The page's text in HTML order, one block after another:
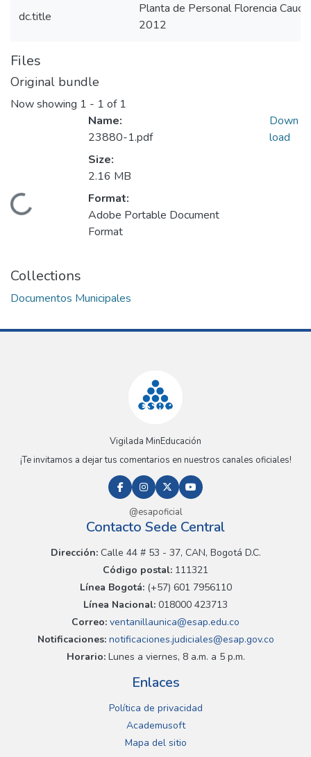
dc.title
Planta de Personal Florencia
2012
Files
Original bundle
Now showing 1 - 1 of 1
Loading...
Name:
23880-1.pdf
Size:
2.16 MB
Format:
Adobe Portable Document
Format
Down
load
Collections
Documentos Municipales
Vigilada MinEducación
¡Te invitamos a dejar tus comentarios en nuestros canales oficiales!
@esapoficial
Contacto Sede Central
Dirección:Calle 44 # 53 - 37, CAN, Bogotá D.C.
Código postal: 111321
Línea Bogotá:(+57) 601 7956110
Línea Nacional: 018000 423713
Correo: ventanillaunica@esap.edu.co
Notificaciones:notificaciones.judiciales@esap.gov.co
Horario:Lunes a viernes, 8 a.m. a 5 p.m.
Enlaces
Política de privacidad
Academusoft
Mapa del sitio